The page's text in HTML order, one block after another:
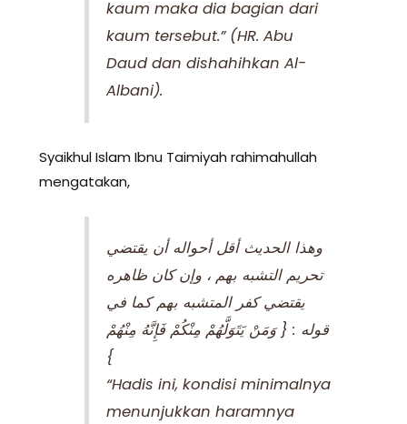
kaum maka dia bagian dari
kaum tersebut.” (HR. Abu
Daud dan dishahihkan Al-
Albani).
Syaikhul Islam Ibnu Taimiyah rahimahullah
mengatakan,
وهذا الحديث أقل أحواله أن يقتضي
تحريم التشبه بهم ، وإن كان ظاهره
يقتضي كفر المتشبه بهم كما في
قوله : { وَمَنْ يَتَوَلَّهُمْ مِنْكُمْ فَإِنَّهُ مِنْهُمْ
}
“Hadis ini, kondisi minimalnya
menunjukkan haramnya